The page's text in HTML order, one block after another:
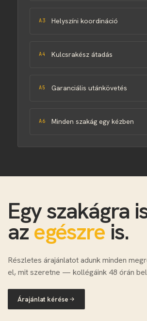
A3 Helyszíni koordináció
A4 Kulcsrakész átadás
A5 Garanciális utánkövetés
A6 Minden szakág egy kézben
Egy szakágra
azegészreis.
Részletes árajánlatot adunk minden
el, mit szeretne — kollégáink 48 órán
Árajánlat kérése